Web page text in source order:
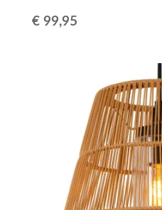
Le
€99,95Le
est :
€ 99,95.